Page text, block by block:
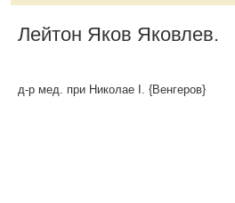
Лейтон Яков Яковлев.
д-р мед. при Николае I. {Венгеров}